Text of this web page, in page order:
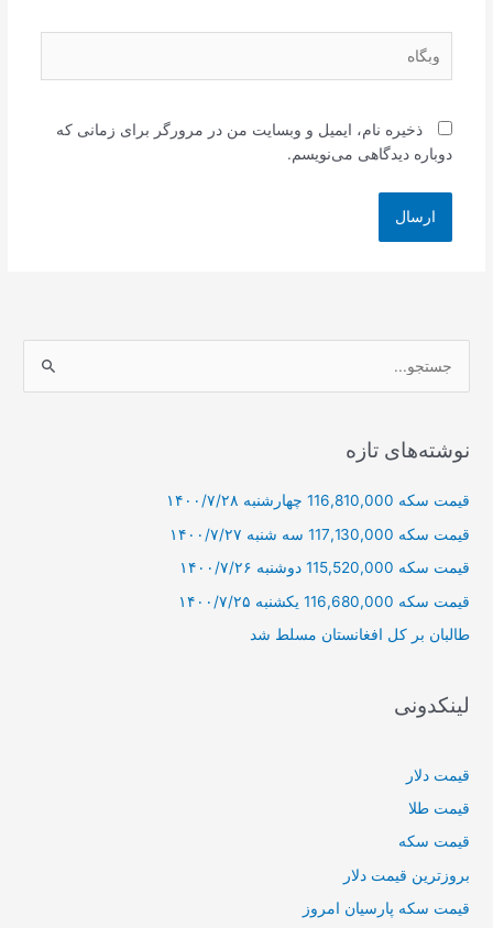
ذخیره نام، ایمیل و وبسایت من در مرورگر برای زمانی که
دوباره دیدگاهی می‌نویسم.
ب
ر
ا
نوشته‌های تازه
قیمت سکه 116,810,000 چهارشنبه ۱۴۰۰/۷/۲۸
قیمت سکه 117,130,000 سه شنبه ۱۴۰۰/۷/۲۷
قیمت سکه 115,520,000 دوشنبه ۱۴۰۰/۷/۲۶
قیمت سکه 116,680,000 یکشنبه ۱۴۰۰/۷/۲۵
طالبان بر كل افغانستان مسلط شد
لینکدونی
قیمت دلار
قیمت طلا
قیمت سکه
بروزترین قیمت دلار
قیمت سکه پارسیان امروز